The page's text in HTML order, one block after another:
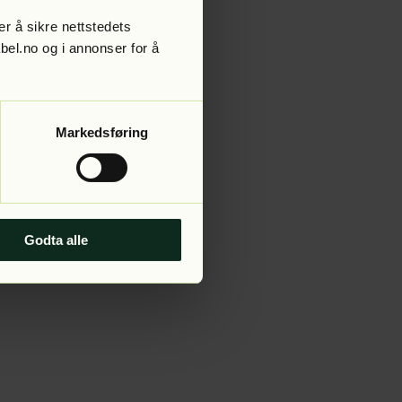
å sikre nettstedets
og i annonser for å
Markedsføring
Godta alle